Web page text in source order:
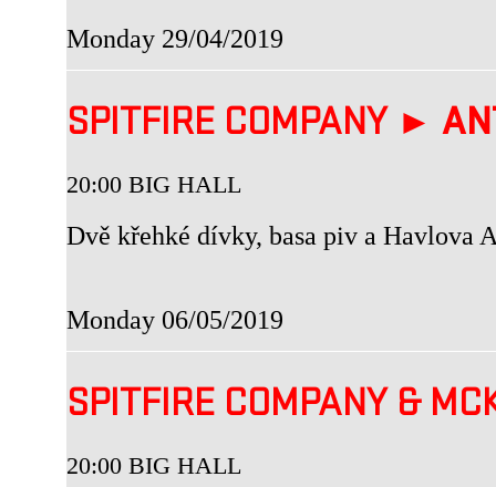
Monday 29/04/2019
SPITFIRE COMPANY ►
20:00 BIG HALL
Dvě křehké dívky, basa piv a Havlova
Monday 06/05/2019
SPITFIRE COMPANY &
20:00 BIG HALL